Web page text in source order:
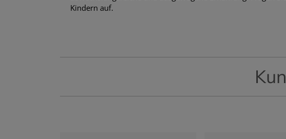
Kindern auf.